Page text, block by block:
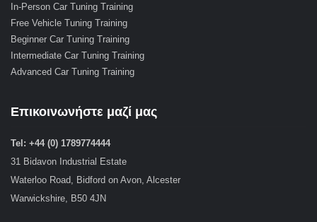
In-Person Car Tuning Training
Free Vehicle Tuning Training
Beginner Car Tuning Training
Intermediate Car Tuning Training
Advanced Car Tuning Training
Επικοινωνήστε μαζί μας
Tel: +44 (0) 1789774444
31 Bidavon Industrial Estate
Waterloo Road, Bidford on Avon, Alcester
Warwickshire, B50 4JN